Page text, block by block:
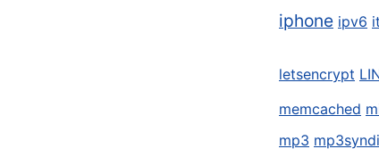
iphone ipv6
letsencrypt
memcached
mp3